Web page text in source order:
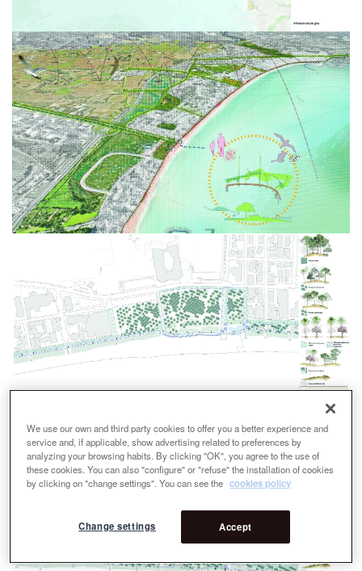
We use our own and third party cookies to offer you a better experience and
service and, if applicable, show advertising related to preferences by
analyzing your browsing habits. By clicking "OK", you agree to the use of
these cookies. You can also "configure" or "refuse" the installation of cookies
by clicking on "change settings". You can see the cookies policy
Accept
Change settings